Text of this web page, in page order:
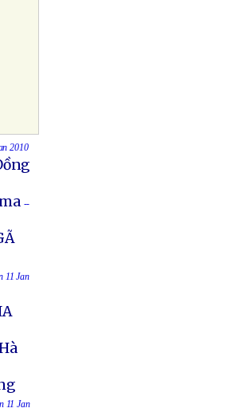
2010
--
11 Jan
11 Jan